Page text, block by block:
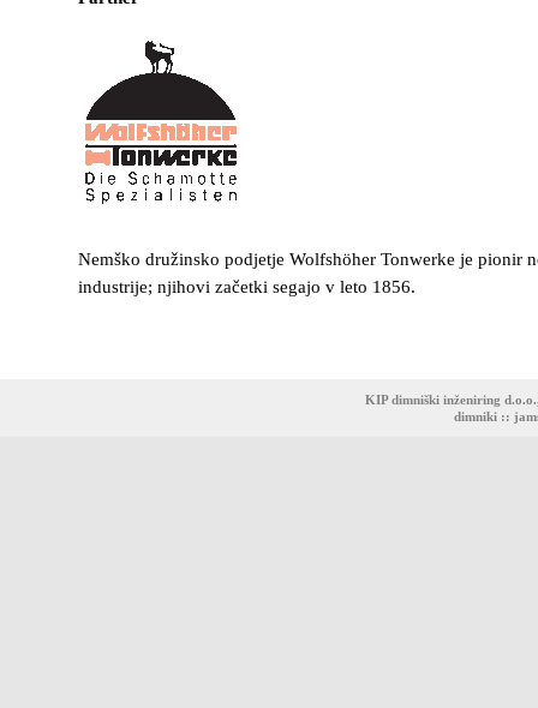
Nemško družinsko podjetje Wolfshöher Tonwerke je pionir
industrije; njihovi začetki segajo v leto 1856.
KIP dimniški inženiring
dimniki ::